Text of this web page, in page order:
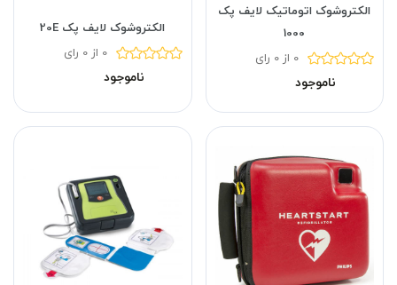
الکتروشوک اتوماتیک لایف پک
1000
0 از 0 رای
ناموجود
الکتروشوک لایف پک 20E
0 از 0 رای
ناموجود